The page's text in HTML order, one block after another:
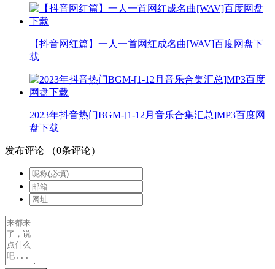
【抖音网红篇】一人一首网红成名曲[WAV]百度网盘下
载
2023年抖音热门BGM-[1-12月音乐合集汇总]MP3百度网
盘下载
发布评论 （0条评论）